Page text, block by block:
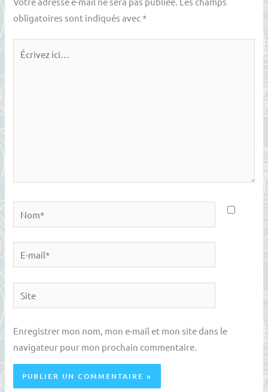
obligatoires sont indiqués avec*
Écrivez
Nom*
mail*
Site
Enregistrer mon nom, mon e-mail et mon site dans le
navigateur pour mon prochain commentaire.